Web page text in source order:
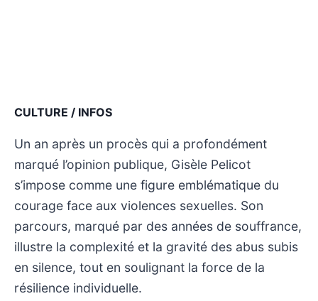
CULTURE / INFOS
Un an après un procès qui a profondément
marqué l’opinion publique, Gisèle Pelicot
s’impose comme une figure emblématique du
courage face aux violences sexuelles. Son
parcours, marqué par des années de souffrance,
illustre la complexité et la gravité des abus subis
en silence, tout en soulignant la force de la
résilience individuelle.